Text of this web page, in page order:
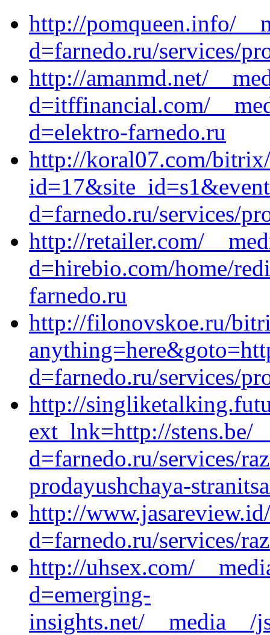
http://pomqueen.info/
d=farnedo.ru/services/
http://amanmd.net/
d=itffinancial.com/
d=elektro-farnedo.ru
http://koral07.com/
d=farnedo.ru/services/
http://retailer.com/
d=hirebio.com/home/
farnedo.ru
http://filonovskoe.ru/
d=farnedo.ru/services/
http://
ext_lnk=http://stens.be/
d=farnedo.ru/services/
prodayushchaya-
http://
d=farnedo.ru/services/
http://uhsex.com/
d=emerging-
insights.net/__media__/